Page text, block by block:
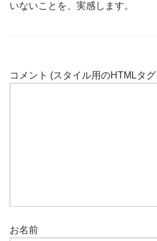
いないことを、実感します。
コメント (スタイル用のHTMLタ
お名前